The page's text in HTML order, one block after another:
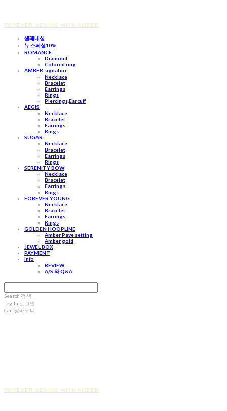
FOREVER BEGINS WITH AMBER
셀레네실
뉴 스페셜10%
ROMANCE
Diamond
Colored ring
AMBER signature
Necklace
Bracelet
Earrings
Rings
Piercings,Earcuff
AEGIS
Necklace
Bracelet
Earrings
Rings
SUGAR
Necklace
Bracelet
Earrings
Rings
SERENITY BOW
Necklace
Bracelet
Earrings
Rings
FOREVER YOUNG
Necklace
Bracelet
Earrings
Rings
GOLDEN HOOPLINE
Amber Pave setting
Amber gold
JEWEL BOX
PAYMENT
Info
REVIEW
A/S 와 Q&A
Search 검색
Log In 로그인
Cart장바구니
FOREVER BEGINS WITH AMBER